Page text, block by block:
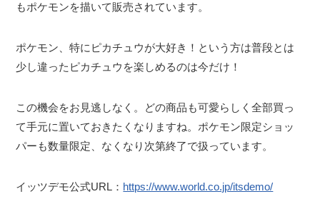
もポケモンを描いて販売されています。
ポケモン、特にピカチュウが大好き！という方は普段とは
少し違ったピカチュウを楽しめるのは今だけ！
この機会をお見逃しなく。どの商品も可愛らしく全部買っ
て手元に置いておきたくなりますね。ポケモン限定ショッ
パーも数量限定、なくなり次第終了で扱っています。
イッツデモ公式URL： https://www.world.co.jp/itsdemo/